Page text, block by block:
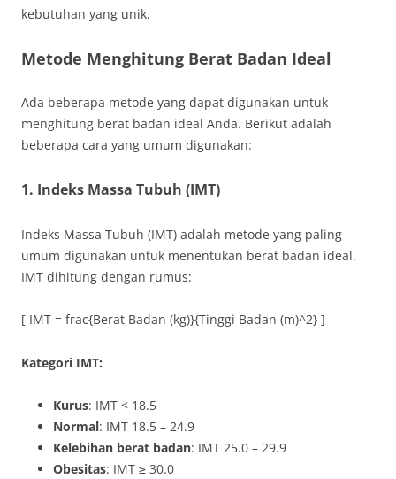
kebutuhan yang unik.
Metode Menghitung Berat Badan Ideal
Ada beberapa metode yang dapat digunakan untuk
menghitung berat badan ideal Anda. Berikut adalah
beberapa cara yang umum digunakan:
1. Indeks Massa Tubuh (IMT)
Indeks Massa Tubuh (IMT) adalah metode yang paling
umum digunakan untuk menentukan berat badan ideal.
IMT dihitung dengan rumus:
[ IMT = frac{Berat Badan (kg)}{Tinggi Badan (m)^2} ]
Kategori IMT:
Kurus: IMT < 18.5
Normal: IMT 18.5 – 24.9
Kelebihan berat badan: IMT 25.0 – 29.9
Obesitas: IMT ≥ 30.0